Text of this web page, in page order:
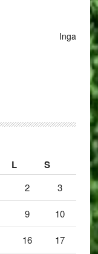
Inga
L S
2 3
9 10
16 17